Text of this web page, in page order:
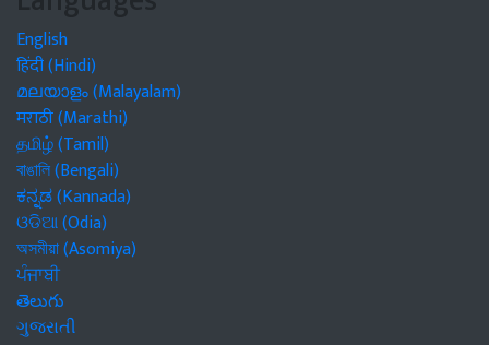
English
हिंदी (Hindi)
മലയാളം (Malayalam)
मराठी (Marathi)
தமிழ் (Tamil)
বাঙালি (Bengali)
ಕನ್ನಡ (Kannada)
ଓଡିଆ (Odia)
অসমীয়া (Asomiya)
ਪੰਜਾਬੀ
తెలుగు
ગુજરાતી